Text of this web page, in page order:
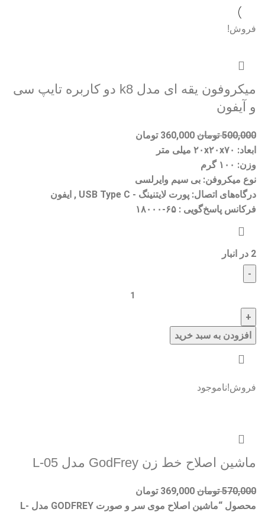
فروش!
میکروفون یقه ای مدل k8 دو کاربره تایپ سی
و آیفون
500,000 تومان 360,000 تومان
ابعاد: ۲۰x۲۰x۷۰ میلی متر
وزن: ۱۰۰ گرم
نوع میکروفن: بی سیم وایرلسی
درگاه‌های اتصال:
فرکانس پاسخ‌گویی : ۶۵-۱۸۰۰۰
2 در انبار
افزودن به سبد خرید
فروش!ناموجود
ماشین اصلاح خط زن GodFrey مدل L-05
570,000 تومان 369,000 تومان
محصول “ماشین اصلاح موی سر و صورت GODFREY مدل L-